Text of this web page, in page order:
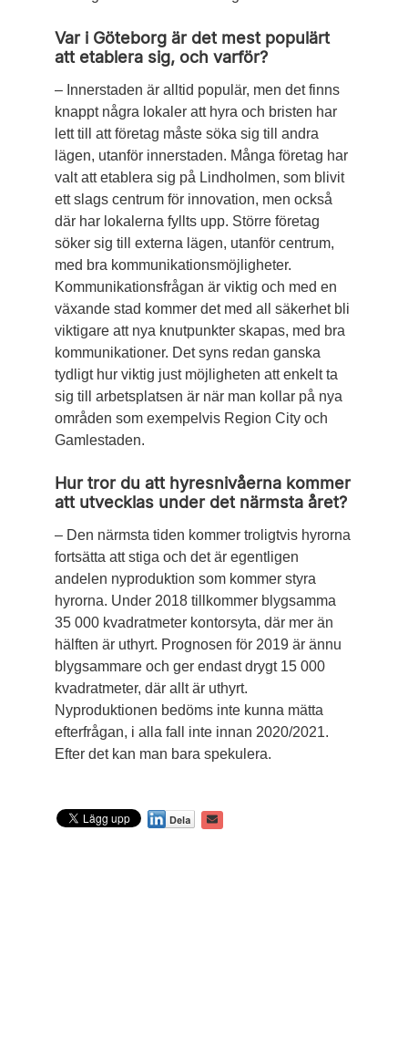
Var i Göteborg är det mest populärt
att etablera sig, och varför?
– Innerstaden är alltid populär, men det finns
knappt några lokaler att hyra och bristen har
lett till att företag måste söka sig till andra
lägen, utanför innerstaden. Många företag har
valt att etablera sig på Lind­holmen, som blivit
ett slags centrum för innovation, men också
där har lokalerna fyllts upp. Större företag
söker sig till externa lägen, utanför centrum,
med bra kommunikationsmöjligheter.
Kommunikationsfrågan är viktig och med en
växande stad kommer det med all säkerhet bli
viktigare att nya knutpunkter skapas, med bra
kommunikationer. Det syns redan ganska
tydligt hur viktig just möjligheten att enkelt ta
sig till arbetsplatsen är när man kollar på nya
områden som exempelvis Region City och
Gamlestaden.
Hur tror du att hyresnivåerna kommer
att utvecklas under det närmsta året?
– Den närmsta tiden kommer troligtvis hyrorna
fortsätta att stiga och det är egentligen
andelen nyproduktion som kommer styra
hyrorna. Under 2018 tillkommer blygsamma
35 000 kvadratmeter kontorsyta, där mer än
hälften är uthyrt. Prognosen för 2019 är ännu
blygsammare och ger endast drygt 15 000
kvadratmeter, där allt är uthyrt.
Nyproduktionen bedöms inte kunna mätta
efterfrågan, i alla fall inte innan 2020/2021.
Efter det kan man bara spekulera.